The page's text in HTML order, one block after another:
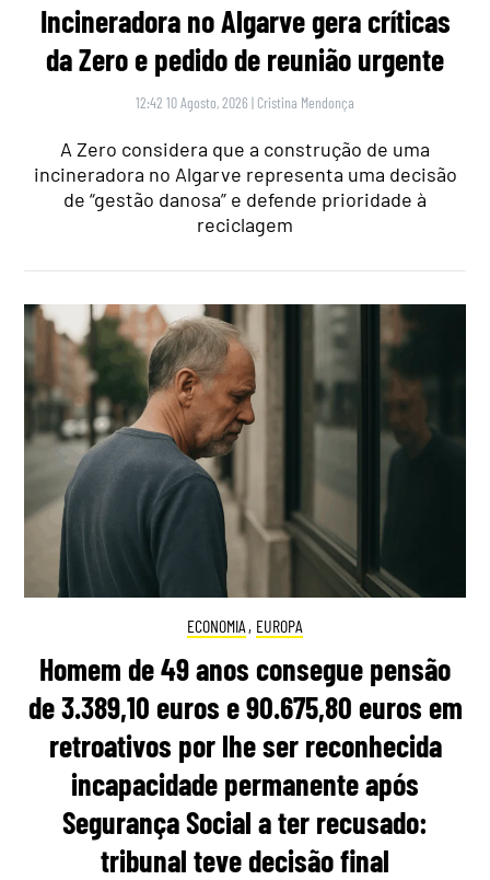
Incineradora no Algarve gera críticas
da Zero e pedido de reunião urgente
12:42 10 Agosto, 2026 | Cristina Mendonça
A Zero considera que a construção de uma
incineradora no Algarve representa uma decisão
de “gestão danosa” e defende prioridade à
reciclagem
ECONOMIA , EUROPA
Homem de 49 anos consegue pensão
de 3.389,10 euros e 90.675,80 euros em
retroativos por lhe ser reconhecida
incapacidade permanente após
Segurança Social a ter recusado:
tribunal teve decisão final